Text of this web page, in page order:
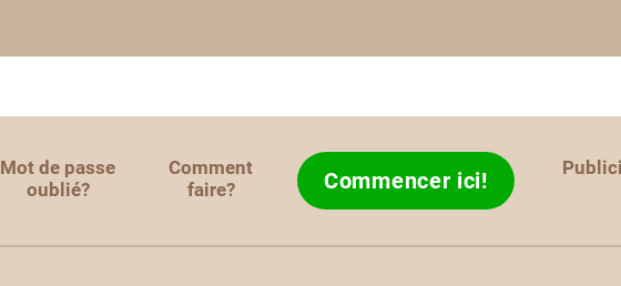
Mot de passe
oublié?
Comment
faire?
Commencer ici!